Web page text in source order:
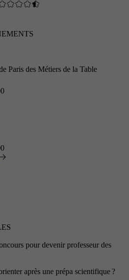
Paris des Métiers de la Table
pour devenir professeur des
après une prépa scientifique ?